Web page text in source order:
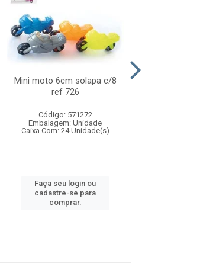
Mini moto 6cm solapa c/8
ref 726
Código: 571272
Embalagem: Unidade
Caixa Com: 24 Unidade(s)
Faça seu login ou
cadastre-se para
comprar.